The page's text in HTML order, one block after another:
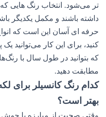
تر می‌شود. انتخاب رنگ هایی
داشته باشند و مکمل یکدیگر
حرفه ای آسان این است که
کنید، برای این کار می‌توانید
که بتوانید در طول سال با
مطابقت دهید.
کدام رنگ کانسیلر برای
بهتر است؟
وقتی صحبت از مبارزه با جوش